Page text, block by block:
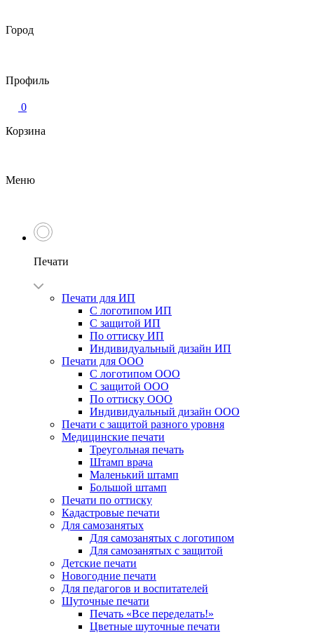
Город
Профиль
0
Корзина
Меню
Печати
Печати для ИП
С логотипом ИП
С защитой ИП
По оттиску ИП
Индивидуальный дизайн ИП
Печати для ООО
С логотипом ООО
С защитой ООО
По оттиску ООО
Индивидуальный дизайн ООО
Печати с защитой разного уровня
Медицинские печати
Треугольная печать
Штамп врача
Маленький штамп
Большой штамп
Печати по оттиску
Кадастровые печати
Для самозанятых
Для самозанятых с логотипом
Для самозанятых с защитой
Детские печати
Новогодние печати
Для педагогов и воспитателей
Шуточные печати
Печать «Все переделать!»
Цветные шуточные печати